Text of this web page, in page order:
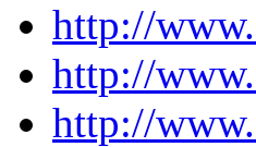
http://
http://
http://